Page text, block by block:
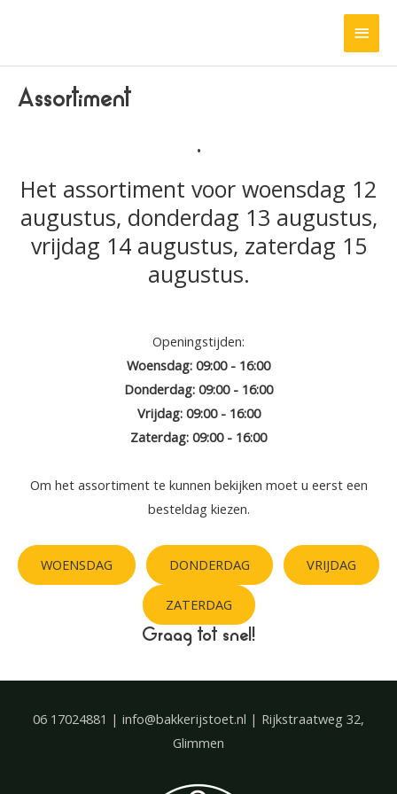
inhoud
Assortiment
.
Het assortiment voor woensdag 12
augustus, donderdag 13 augustus,
vrijdag 14 augustus, zaterdag 15
augustus.
Openingstijden:
Woensdag: 09:00 - 16:00
Donderdag: 09:00 - 16:00
Vrijdag: 09:00 - 16:00
Zaterdag: 09:00 - 16:00
Om het assortiment te kunnen bekijken moet u eerst een
besteldag kiezen.
WOENSDAG DONDERDAG VRIJDAG
ZATERDAG
Graag tot snel!
06 17024881 | info@bakkerijstoet.nl | Rijkstraatweg 32,
Glimmen